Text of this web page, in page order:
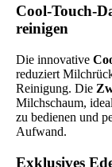
Cool-Touch-
reinigen
Die innovative
reduziert
Reinigung. Die
Milchschaum,
zu bedienen und
Aufwand.
Exklusives